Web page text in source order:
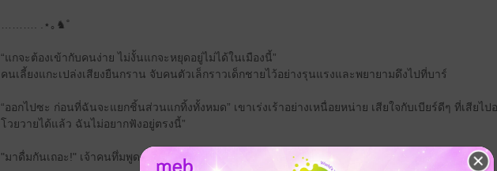
………. .⋆｡♞˚
“แกจะต้องเข้ากับคนง่าย ไม่งั้นแกจะหยุดอยู่ไม่ได้ในเมืองนี้”
คนเลี้ยงแกะเปล่งเสียงยืนกราน จับคนตัวเล็กราวเด็กชายไว้อย่างรุนแรงและพยายามดึงไปที่บาร์
“ออกไปซะ ก่อนที่ฉันจะแยกชิ้นส่วนแกทิ้งทั้งหมด” เขาเร่งเร้าอย่างเหนื่อยหน่าย เสียใจกับเบียร์ดีๆ ที่เสียไป
โวยวายได้แล้ว ฉันไม่อยากฟังอยู่ตรงนี้”
"มาดื่มกันเถอะ!" เจ้าคนทึ่มพูด